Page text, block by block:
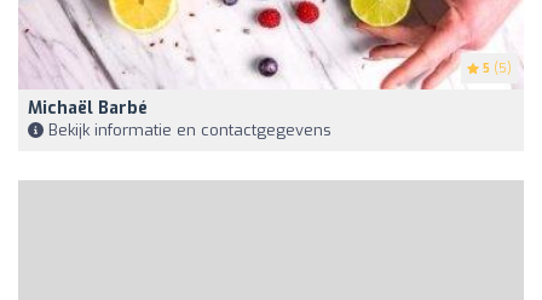
5 (5)
Michaël Barbé
Bekijk informatie en contactgegevens